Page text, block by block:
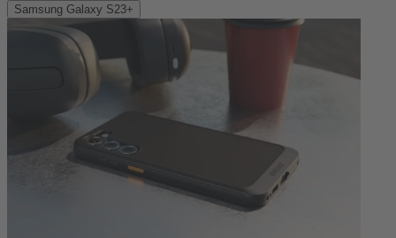
Samsung Galaxy S23+